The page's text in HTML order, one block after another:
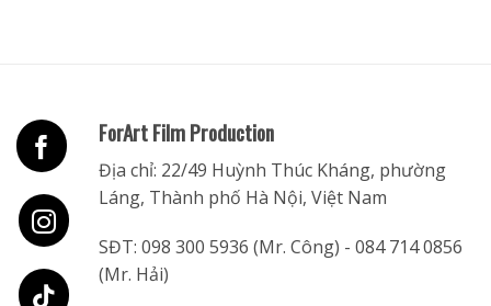
ForArt Film Production
Địa chỉ: 22/49 Huỳnh Thúc Kháng, phường
Láng, Thành phố Hà Nội, Việt Nam
SĐT: 098 300 5936 (Mr. Công) - 084 714 0856
(Mr. Hải)